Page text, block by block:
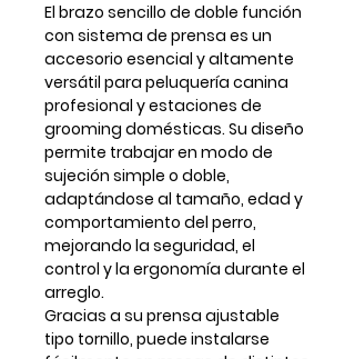
El brazo sencillo de doble función
con sistema de prensa es un
accesorio esencial y altamente
versátil para peluquería canina
profesional y estaciones de
grooming domésticas. Su diseño
permite trabajar en modo de
sujeción simple o doble,
adaptándose al tamaño, edad y
comportamiento del perro,
mejorando la seguridad, el
control y la ergonomía durante el
arreglo.
Gracias a su prensa ajustable
tipo tornillo, puede instalarse